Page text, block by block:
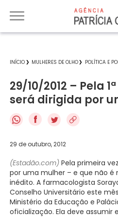
INÍCIO MULHERES DE OLHO POLÍTICA E
29/10/2012 – Pela
será dirigida por
f
29 de outubro, 2012
(Estadão.com) Pela primeira
por uma mulher – e que não
inédito. A farmacologista
Conselho Universitário este
Ministério da Educação e
oficialização. Ela deve assumir